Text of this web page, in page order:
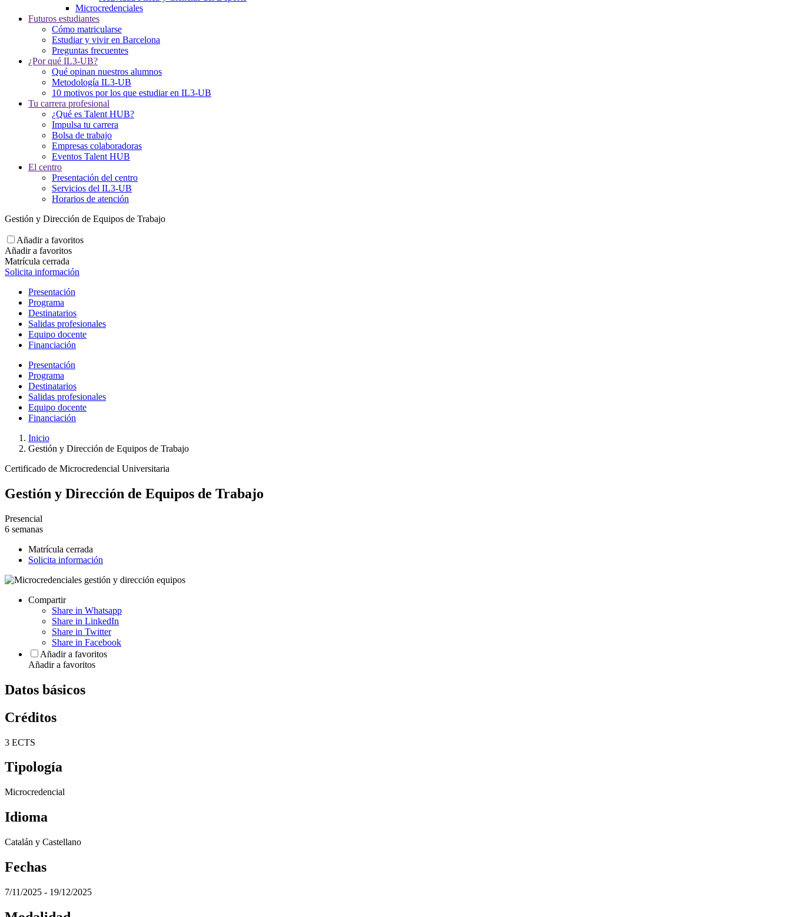
Microcredenciales
Futuros estudiantes
Cómo matricularse
Estudiar y vivir en Barcelona
Preguntas frecuentes
¿Por qué IL3-UB?
Qué opinan nuestros alumnos
Metodología IL3-UB
10 motivos por los que estudiar en IL3-UB
Tu carrera profesional
¿Qué es Talent HUB?
Impulsa tu carrera
Bolsa de trabajo
Empresas colaboradoras
Eventos Talent HUB
El centro
Presentación del centro
Servicios del IL3-UB
Horarios de atención
Gestión y Dirección de Equipos de Trabajo
Añadir a favoritos
Añadir a favoritos
Matrícula cerrada
Solicita información
Presentación
Programa
Destinatarios
Salidas profesionales
Equipo docente
Financiación
Presentación
Programa
Destinatarios
Salidas profesionales
Equipo docente
Financiación
Inicio
Gestión y Dirección de Equipos de Trabajo
Certificado de Microcredencial Universitaria
Gestión y Dirección de Equipos de Trabajo
Presencial
6 semanas
Matrícula cerrada
Solicita información
Compartir
Share in Whatsapp
Share in LinkedIn
Share in Twitter
Share in Facebook
Añadir a favoritos
Añadir a favoritos
Datos básicos
Créditos
3 ECTS
Tipología
Microcredencial
Idioma
Catalán y Castellano
Fechas
7/11/2025 - 19/12/2025